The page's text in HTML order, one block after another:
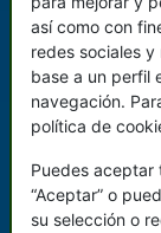
así como con
redes sociales
base a un perfil
navegación.
política de
Puedes aceptar
“Aceptar” o
su selección o